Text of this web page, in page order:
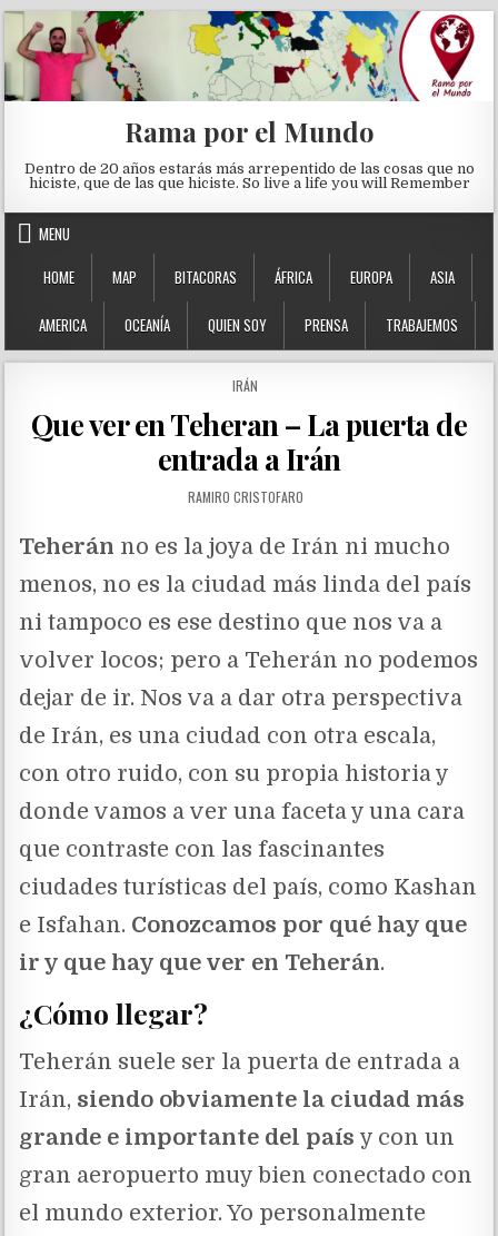
Skip to content
Rama por el Mundo
Dentro de 20 años estarás más arrepentido de las cosas que no
hiciste, que de las que hiciste. So live a life you will Remember
MENU
HOME
MAP BITACORAS ÁFRICA EUROPA ASIA
AMERICA OCEANÍA QUIEN SOY PRENSA TRABAJEMOS
POSTED IN
IRÁN
Que ver en Teheran – La puerta de
entrada a Irán
AUTHOR:
RAMIRO CRISTOFARO
Teherán no es la joya de Irán ni mucho
menos, no es la ciudad más linda del país
ni tampoco es ese destino que nos va a
volver locos; pero a Teherán no podemos
dejar de ir. Nos va a dar otra perspectiva
de Irán, es una ciudad con otra escala,
con otro ruido, con su propia historia y
donde vamos a ver una faceta y una cara
que contraste con las fascinantes
ciudades turísticas del país, como Kashan
e Isfahan. Conozcamos por qué hay que
ir y que hay que ver en Teherán.
¿Cómo llegar?
Teherán suele ser la puerta de entrada a
Irán, siendo obviamente la ciudad más
grande e importante del paísy con un
gran aeropuerto muy bien conectado con
el mundo exterior. Yo personalmente